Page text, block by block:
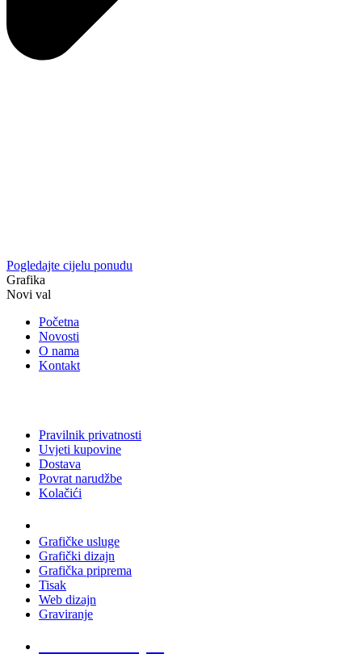
Pogledajte cijelu ponudu
Grafika
Novi val
Početna
Novosti
O nama
Kontakt
Pravilnik privatnosti
Uvjeti kupovine
Dostava
Povrat narudžbe
Kolačići
Grafičke usluge
Grafički dizajn
Grafička priprema
Tisak
Web dizajn
Graviranje